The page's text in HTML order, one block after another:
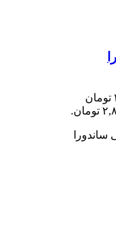
قیمت اصلی: ۲,۹۰۰,۰۰۰ تومان